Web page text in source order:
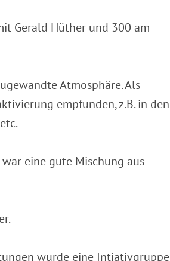
Gerald Hüther und 300 am
Atmosphäre. Als
empfunden, z.B. in den
eine gute Mischung aus
wurde eine Intiativgruppe